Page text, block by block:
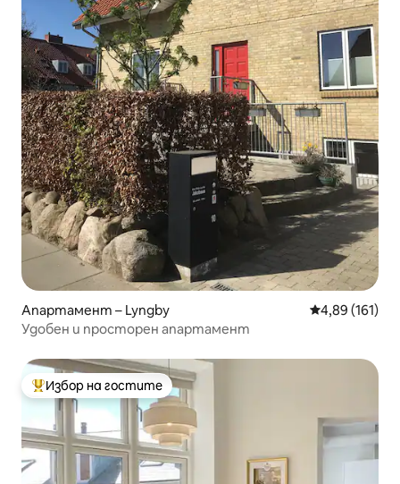
Апартамент – Lyngby Средна
4,89 (161)
Удобен и просторен апартамент
Най-популярен избор на гостите
Избор на гостите